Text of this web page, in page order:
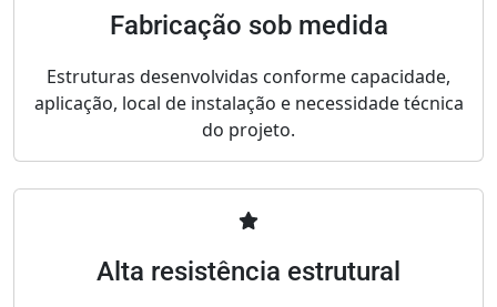
Fabricação sob medida
Estruturas desenvolvidas conforme capacidade,
aplicação, local de instalação e necessidade técnica
do projeto.
Alta resistência estrutural